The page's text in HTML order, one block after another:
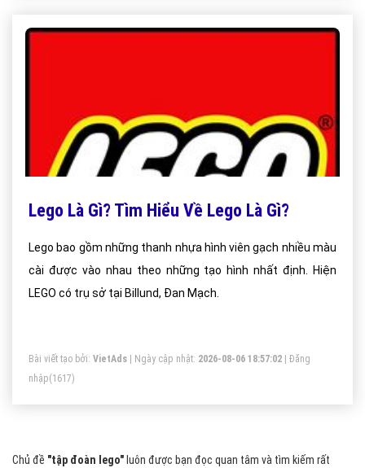
Lego Là Gì? Tìm Hiểu Về Lego Là Gì?
Lego bao gồm những thanh nhựa hình viên gạch nhiều màu
cài được vào nhau theo những tạo hình nhất định. Hiện
LEGO có trụ sở tại Billund, Đan Mạch.
Bài viết tạo bởi: VietAds | Ngày cập nhật: 2026-08-06 18:57:02
Đăng
nhập(1617)
Chủ đề "tập đoàn lego" luôn được bạn đọc quan tâm và tìm kiếm rất